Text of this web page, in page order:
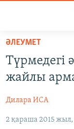
Skip
main
content
to
Navigation
САЯСАТ
ҚАҢТАР ОҚИҒАСЫ
АДАМ
ӘЛЕУМЕТ
Түрмедегі
жайлы
Дилара ИСА
2 қараша 2015 жыл,